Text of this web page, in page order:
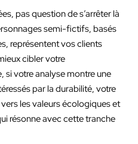
pas question de s’arrêter là
semi-fictifs, basés
représentent vos clients
cibler votre
si votre analyse montre une
par la durabilité, votre
les valeurs écologiques et
résonne avec cette tranche